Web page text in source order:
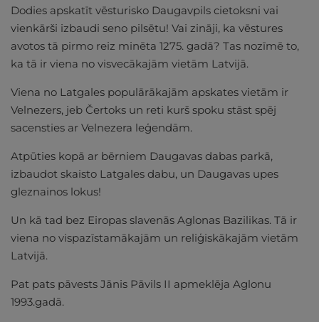
Dodies apskatīt vēsturisko Daugavpils cietoksni vai
vienkārši izbaudi seno pilsētu! Vai zināji, ka vēstures
avotos tā pirmo reiz minēta 1275. gadā? Tas nozīmē to,
ka tā ir viena no visvecākajām vietām Latvijā.
Viena no Latgales populārākajām apskates vietām ir
Velnezers, jeb Čertoks un reti kurš spoku stāst spēj
sacensties ar Velnezera leģendām.
Atpūties kopā ar bērniem Daugavas dabas parkā,
izbaudot skaisto Latgales dabu, un Daugavas upes
gleznainos lokus!
Un kā tad bez Eiropas slavenās Aglonas Bazilikas. Tā ir
viena no vispazīstamākajām un reliģiskākajām vietām
Latvijā.
Pat pats pāvests Jānis Pāvils II apmeklēja Aglonu
1993.gadā.